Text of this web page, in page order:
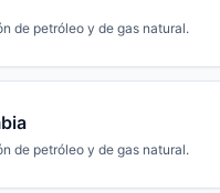
de petróleo y de gas natural.
de petróleo y de gas natural.